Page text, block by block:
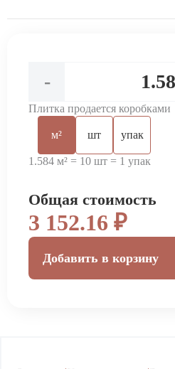
-
Плитка продается коробками
м² шт упак
1.584 м² = 10 шт = 1 упак
Общая стоимость
3 152.16 ₽
Добавить в корзину